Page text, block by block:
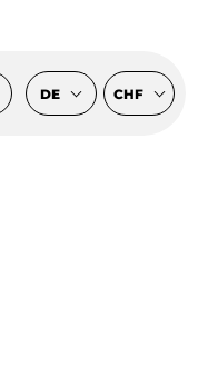
DE CHF